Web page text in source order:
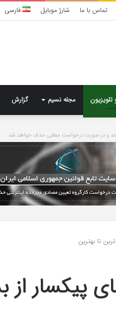
تماس با ما شارژ موبایل فارسی
تلویزیون مجله نسیم گزارش
و در صورت درخواست مطلبی حذف خواهد شد
پیکسار از
می‌دهم»
سندرم
پرادر-
ویلی
چگونه
انجام
5 روز پیش